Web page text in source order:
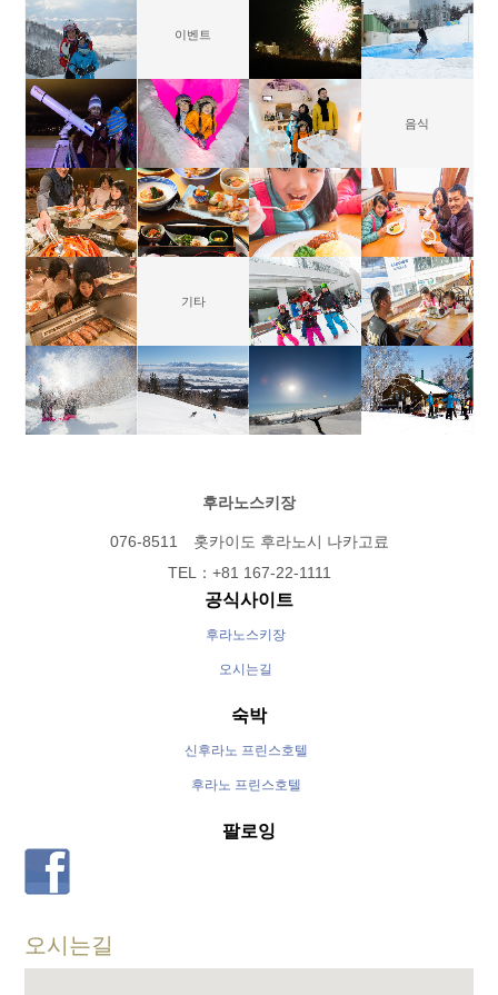
이벤트
음식
기타
후라노스키장
076-8511 홋카이도 후라노시 나카고료
TEL：+81 167-22-1111
공식사이트
후라노스키장
오시는길
숙박
신후라노 프린스호텔
후라노 프린스호텔
팔로잉
오시는길